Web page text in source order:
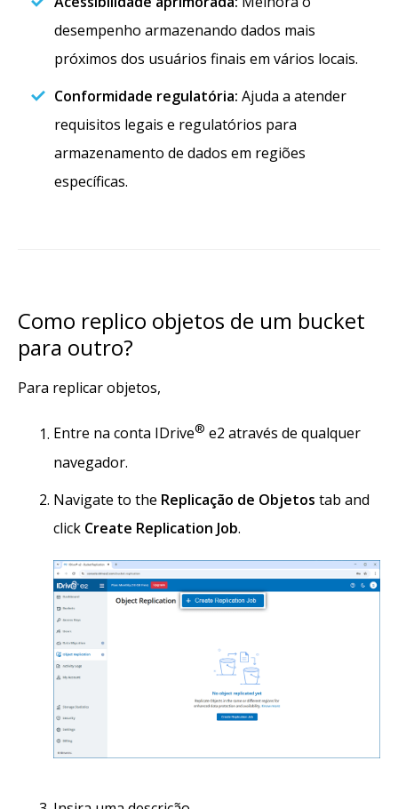
desempenho armazenando dados mais
próximos dos usuários finais em vários locais.
Conformidade regulatória: Ajuda a atender
requisitos legais e regulatórios para
armazenamento de dados em regiões
específicas.
Como replico objetos de um bucket
para outro?
Para replicar objetos,
Entre na conta IDrive® e2 através de qualquer
navegador.
Navigate to the Replicação de Objetos tab and
click Create Replication Job.